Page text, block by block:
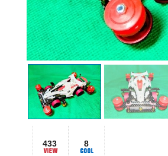
433 8